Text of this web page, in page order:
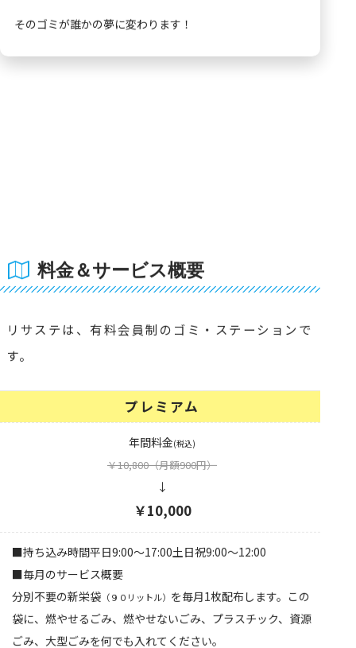
そのゴミが誰かの夢に変わります！
料金＆サービス概要
リサステは、有料会員制のゴミ・ステーションで
す。
プレミアム
年間料金(税込)
￥10,800（月額900円）
↓
￥10,000
■持ち込み時間平日9:00〜17:00土日祝9:00〜12:00
■毎月のサービス概要
分別不要の新栄袋 （９０リットル） を毎月1枚配布します。この
袋に、燃やせるごみ、燃やせないごみ、プラスチック、資源
ごみ、大型ごみを何でも入れてください。